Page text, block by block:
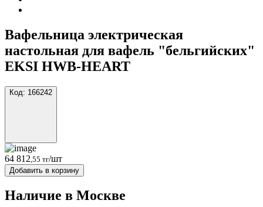
Вафельница электрическая
настольная для вафель "бельгийских"
EKSI HWB-HEART
Код: 166242
64 812 ,55 тг/шт
Добавить в корзину
Наличие в Москвe